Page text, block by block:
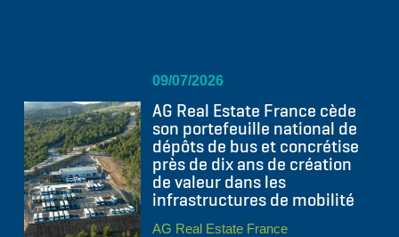
09/07/2026
AG Real Estate France cède
son portefeuille national de
dépôts de bus et concrétise
près de dix ans de création
de valeur dans les
infrastructures de mobilité
AG Real Estate France